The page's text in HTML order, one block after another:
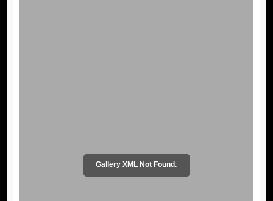
Gallery XML Not Found.